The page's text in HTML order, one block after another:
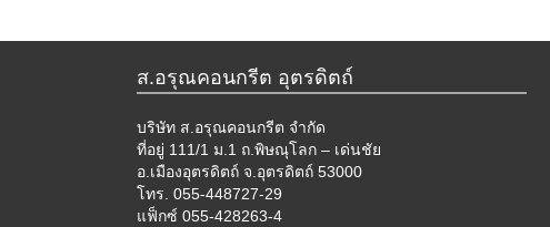
ส.อรุณคอนกรีต อุตรดิตถ์
บริษัท ส.อรุณคอนกรีต จำกัด
ที่อยู่ 111/1 ม.1 ถ.พิษณุโลก – เด่นชัย
อ.เมืองอุตรดิตถ์ จ.อุตรดิตถ์ 53000
โทร. 055-448727-29
แฟ็กซ์ 055-428263-4